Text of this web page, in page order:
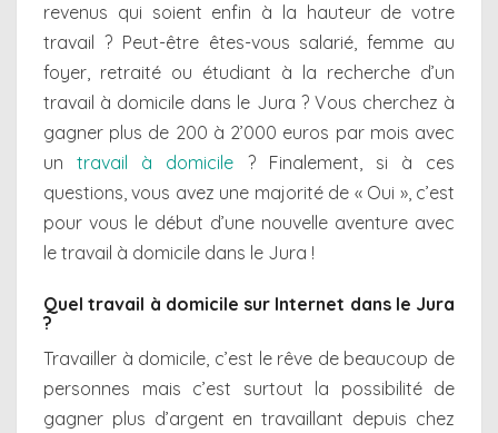
revenus qui soient enfin à la hauteur de votre
travail ? Peut-être êtes-vous salarié, femme au
foyer, retraité ou étudiant à la recherche d’un
travail à domicile dans le Jura ? Vous cherchez à
gagner plus de 200 à 2’000 euros par mois avec
untravail à domicile ? Finalement, si à ces
questions, vous avez une majorité de « Oui », c’est
pour vous le début d’une nouvelle aventure avec
le travail à domicile dans le Jura !
Quel travail à domicile sur Internet dans le Jura
?
Travailler à domicile, c’est le rêve de beaucoup de
personnes mais c’est surtout la possibilité de
gagner plus d’argent en travaillant depuis chez